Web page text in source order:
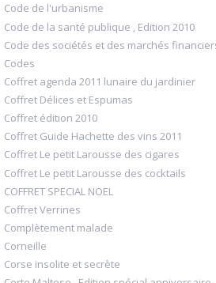
Code de l'urbanisme
Code de la santé publique , Edition 2010
Code des sociétés et des marchés
Codes
Coffret agenda 2011 lunaire du jardinier
Coffret Délices et Espumas
Coffret édition 2010
Coffret Guide Hachette des vins 2011
Coffret Le petit Larousse des cigares
Coffret Le petit Larousse des cocktails
COFFRET SPECIAL NOEL
Coffret Verrines
Complètement malade
Corneille
Corse insolite et secrète